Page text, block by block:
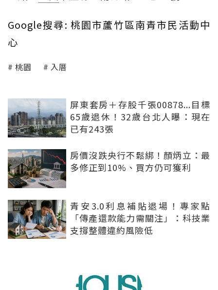
Google搜尋: 桃園市蘆竹區南青市民活動中
心
桃園 入厝
屏東套房＋存股千張00878...目標
65歲退休！32歲台北人曝：現在
已有243張
房價沒跌央行不鬆綁！顏炳立：最
多修正到10%、買方仍可獲利
青安3.0利息補貼退場！專家點
「傳產還款能力需關注」：科技業
支撐整體違約風險低